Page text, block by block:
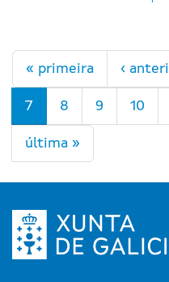
Páginas
« primeira ‹
7 8 9 10
última »